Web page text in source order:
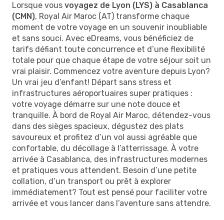
Lorsque vous voyagez de Lyon (LYS) à Casablanca
(CMN), Royal Air Maroc (AT) transforme chaque
moment de votre voyage en un souvenir inoubliable
et sans souci. Avec eDreams, vous bénéficiez de
tarifs défiant toute concurrence et d’une flexibilité
totale pour que chaque étape de votre séjour soit un
vrai plaisir. Commencez votre aventure depuis Lyon?
Un vrai jeu d’enfant! Départ sans stress et
infrastructures aéroportuaires super pratiques :
votre voyage démarre sur une note douce et
tranquille. À bord de Royal Air Maroc, détendez-vous
dans des sièges spacieux, dégustez des plats
savoureux et profitez d’un vol aussi agréable que
confortable, du décollage à l’atterrissage. À votre
arrivée à Casablanca, des infrastructures modernes
et pratiques vous attendent. Besoin d’une petite
collation, d’un transport ou prêt à explorer
immédiatement? Tout est pensé pour faciliter votre
arrivée et vous lancer dans l’aventure sans attendre.